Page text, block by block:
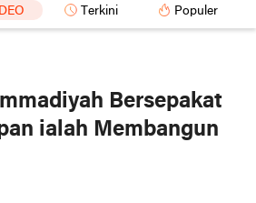
Terkini Populer
Bersepakat
ialah Membangun